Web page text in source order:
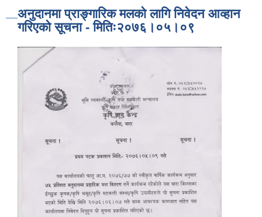
अनुदानमा प्राङ्गारिक मलको लागि निवेदन आव्हान
गरिएको सूचना - मितिः२०७६।०५।०९